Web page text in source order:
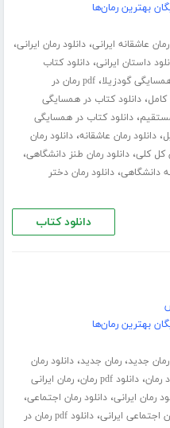
بهترین رمان‌ها
عاشقانه ایرانی،دانلود رمان ایرانی،
داستان ایرانی،دانلود کتاب
گودزیلا،
pdf رمان در
،دانلود کتاب در همسایگی
،دانلود کتاب در همسایگی
،دانلود رمان عاشقانه،دانلود رمان
کل کلی،دانلود رمان طنز دانشگاهی،
دانشگاهی،دانلود رمان دختر
دانلود کتاب
بهترین رمان‌ها
رمان جدید،رمان جدید،دانلود رمان
رمان،دانلود pdf رمان ،رمان ایرانی
رمان ایرانی،دانلود رمان اجتماعی،
اجتماعی ایرانی،
دانلود pdf رمان در